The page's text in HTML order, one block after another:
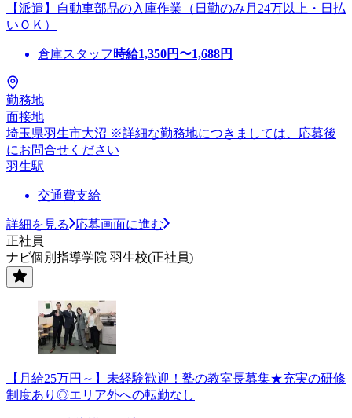
【派遣】自動車部品の入庫作業（日勤のみ月24万以上・日払
いＯＫ）
倉庫スタッフ 時給1,350円〜1,688円
勤務地
面接地
埼玉県羽生市大沼 ※詳細な勤務地につきましては、応募後
にお問合せください
羽生駅
交通費支給
詳細を見る
応募画面に進む
正社員
ナビ個別指導学院 羽生校(正社員)
【月給25万円～】未経験歓迎！塾の教室長募集★充実の研修
制度あり◎エリア外への転勤なし